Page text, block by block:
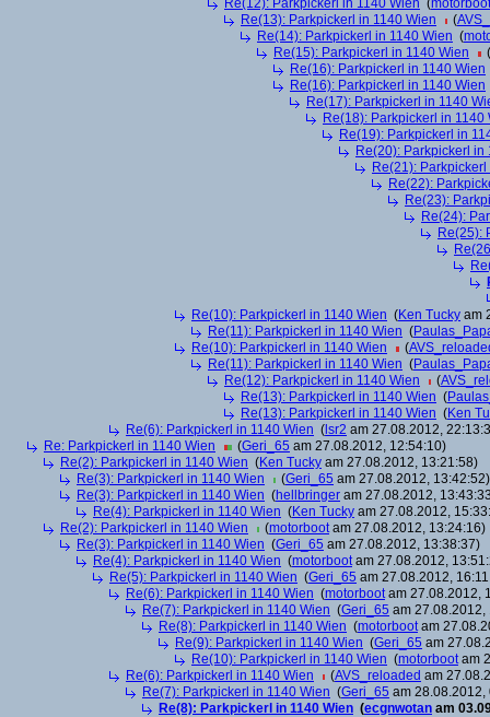
Re(12): Parkpickerl in 1140 Wien (motorboot
Re(13): Parkpickerl in 1140 Wien
(
Re(14): Parkpickerl in 1140 Wien (
Re(15): Parkpickerl in 1140 Wien
(
Re(16): Parkpickerl in 1140 Wien
Re(16): Parkpickerl in 1140 Wien
Re(17): Parkpickerl in 1140
Re(18): Parkpickerl in 1140
Re(19): Parkpickerl in
Re(20): Parkpickerl in
Re(21):
Re(22):
Re(23):
Re(24):
Re(25):
Re(10): Parkpickerl in 1140 Wien (Ken Tucky am
Re(11): Parkpickerl in 1140 Wien (
Re(10): Parkpickerl in 1140 Wien
(
Re(11): Parkpickerl in 1140 Wien (
Re(12): Parkpickerl in 1140 Wien
(
Re(13): Parkpickerl in 1140 Wien (
Re(13): Parkpickerl in 1140 Wien (Ken
Re(6): Parkpickerl in 1140 Wien ( lsr2 am 27.08.2012,
Re: Parkpickerl in 1140 Wien
(Geri_65 am 27.08.2012, 12:54:10)
Re(2): Parkpickerl in 1140 Wien (Ken Tucky am 27.08.2012, 13:21:58)
Re(3): Parkpickerl in 1140 Wien
(Geri_65 am 27.08.2012, 13:42:52)
Re(3): Parkpickerl in 1140 Wien (hellbringer am 27.08.2012,
Re(4): Parkpickerl in 1140 Wien (Ken Tucky am 27.08.2012,
Re(2): Parkpickerl in 1140 Wien
(motorbootam 27.08.2012, 13:24:16)
Re(3): Parkpickerl in 1140 Wien (Geri_65 am 27.08.2012, 13:38:37)
Re(4): Parkpickerl in 1140 Wien (motorbootam 27.08.2012,
Re(5): Parkpickerl in 1140 Wien (Geri_65 am 27.08.2012,
Re(6): Parkpickerl in 1140 Wien (motorbootam 27.08.2012,
Re(7): Parkpickerl in 1140 Wien (Geri_65 am 27.08.2012,
Re(8): Parkpickerl in 1140 Wien (motorbootam
Re(9): Parkpickerl in 1140 Wien (Geri_65 am
Re(10): Parkpickerl in 1140 Wien (motorbootam
Re(6): Parkpickerl in 1140 Wien
(AVS_reloaded am
Re(7): Parkpickerl in 1140 Wien (Geri_65 am 28.08.2012,
Re(8): Parkpickerl in 1140 Wien (ecgnwotan am